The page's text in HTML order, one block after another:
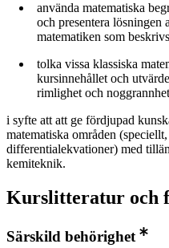
använda matematiska
och presentera lösningen
matematiken som
tolka vissa klassiska
kursinnehållet och
rimlighet och
i syfte att att ge fördjupad
matematiska områden
differentialekvationer) med
kemiteknik.
Kurslitteratur och
Särskild behörighet